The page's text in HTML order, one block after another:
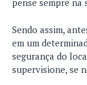
pense sempre na
Sendo assim,
em um
segurança do
supervisione, se